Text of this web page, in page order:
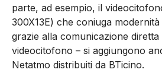
parte, ad esempio, il
300X13E) che coniuga
grazie alla comunicazione
videocitofono – si aggiungono
Netatmo distribuiti da BTicino.